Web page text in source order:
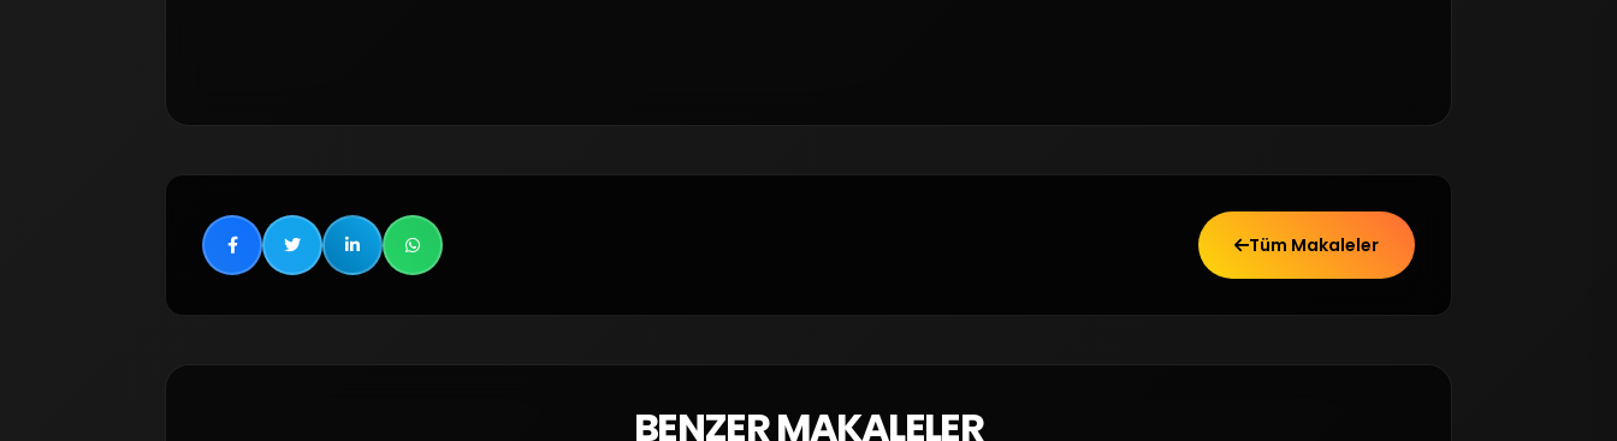
Tüm Makaleler
BENZER MAKALELER